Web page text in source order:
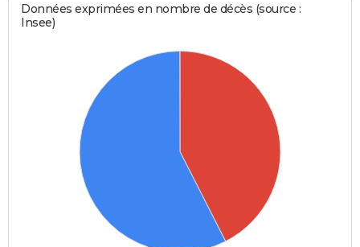
Données exprimées en nombre de décès (source :
Insee)